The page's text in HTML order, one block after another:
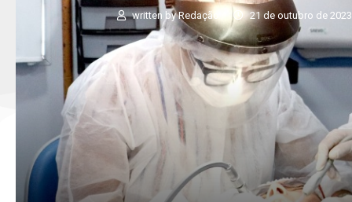
written byRedação 21 de outubro de 2023